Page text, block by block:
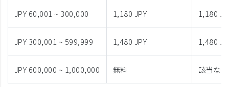
JPY 60,001 ~ 300,000 1,180 JPY 1,180
JPY 300,001 ~ 599,999 1,480 JPY 1,480
JPY 600,000 ~ 1,000,000 無料 該当なし